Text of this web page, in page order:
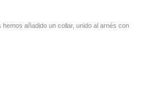
añadido un collar, unido al arnés con